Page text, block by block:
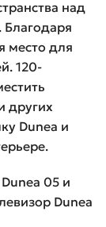
над
место для
120-
других
Dunea и
05 и
Dunea